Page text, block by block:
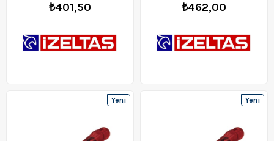
₺401,50 ₺462,00
Yeni
Yeni